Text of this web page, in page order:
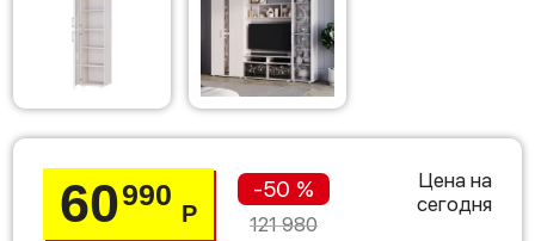
60990
Р
-50 %
121 980
Цена на
сегодня